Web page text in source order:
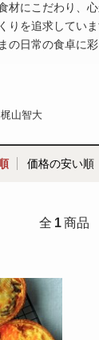
材にこだわり、
りを追求してい
の日常の食卓に
山智大
価格の安い順
全 1 商品